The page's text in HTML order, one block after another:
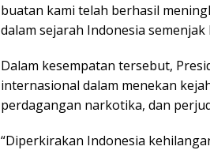
buatan kami telah berhasil
dalam sejarah Indonesia
Dalam kesempatan tersebut,
internasional dalam menekan
perdagangan narkotika, dan
“Diperkirakan Indonesia